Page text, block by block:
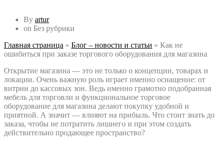
By artur
on Без рубрики
Главная страница » Блог – новости и статьи » Как не
ошибиться при заказе торгового оборудования для магазина
Открытие магазина — это не только о концепции, товарах и
локации. Очень важную роль играет именно оснащение: от
витрин до кассовых зон. Ведь именно грамотно подобранная
мебель для торговли и функциональное торговое
оборудование для магазина делают покупку удобной и
приятной. А значит — влияют на прибыль. Что стоит знать до
заказа, чтобы не потратить лишнего и при этом создать
действительно продающее пространство?